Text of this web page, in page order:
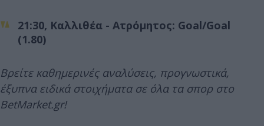
21:30, Καλλιθέα - Ατρόμητος: Goal/Goal
(1.80)
Βρείτε καθημερινές αναλύσεις, προγνωστικά,
έξυπνα ειδικά στοιχήματα σε όλα τα σπορ στο
BetMarket.gr!